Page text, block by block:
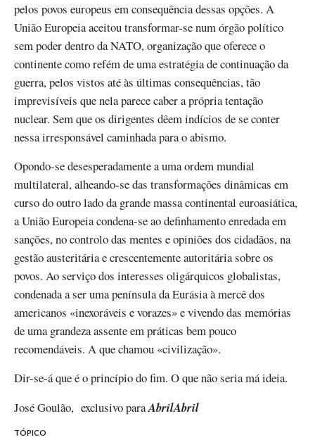
pelos povos europeus em consequência dessas opções. A
União Europeia aceitou transformar-se num órgão político
sem poder dentro da NATO, organização que oferece o
continente como refém de uma estratégia de continuação da
guerra, pelos vistos até às últimas consequências, tão
imprevisíveis que nela parece caber a própria tentação
nuclear. Sem que os dirigentes dêem indícios de se conter
nessa irresponsável caminhada para o abismo.
Opondo-se desesperadamente a uma ordem mundial
multilateral, alheando-se das transformações dinâmicas em
curso do outro lado da grande massa continental euroasiática,
a União Europeia condena-se ao definhamento enredada em
sanções, no controlo das mentes e opiniões dos cidadãos, na
gestão austeritária e crescentemente autoritária sobre os
povos. Ao serviço dos interesses oligárquicos globalistas,
condenada a ser uma península da Eurásia à mercê dos
americanos «inexoráveis e vorazes» e vivendo das memórias
de uma grandeza assente em práticas bem pouco
recomendáveis. A que chamou «civilização».
Dir-se-á que é o princípio do fim. O que não seria má ideia.
José Goulão, exclusivo paraAbrilAbril
TÓPICO